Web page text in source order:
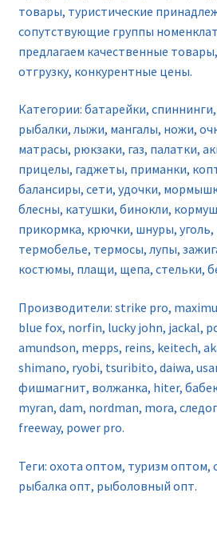
товары, туристические
сопутствующие группы
предлагаем качественные
отгрузку, конкурентные цены.
Категории: батарейки,
рыбалки, лыжи, мангалы, ножи,
матрасы, рюкзаки, газ, палатки,
прицелы, гаджеты, приманки,
балансиры, сети, удочки,
блесны, катушки, бинокли,
прикормка, крючки, шнуры,
термобелье, термосы, лупы,
костюмы, плащи, щепа, стельки,
Производители: strike pro,
blue fox, norfin, lucky john, jackal,
amundson, mepps, reins, keitech,
shimano, ryobi, tsuribito, daiwa,
фишмагнит, волжанка, hiter,
myran, dam, nordman, mora,
freeway, power pro.
Теги: охота оптом, туризм
рыбалка опт, рыболовный опт.